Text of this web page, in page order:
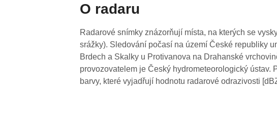
O radaru
Radarové snímky znázorňují místa, na kterých se
srážky). Sledování počasí na území České republiky
Brdech a Skalky u Protivanova na Drahanské
provozovatelem je Český hydrometeorologický ústav.
barvy, které vyjadřují hodnotu radarové odrazivosti